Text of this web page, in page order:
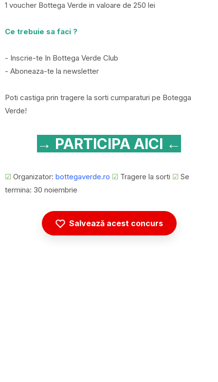
1 voucher Bottega Verde in valoare de 250 lei
Ce trebuie sa faci ?
- Inscrie-te In Bottega Verde Club
- Aboneaza-te la newsletter
Poti castiga prin tragere la sorti cumparaturi pe Botegga
Verde!
→ PARTICIPA AICI ←
☑ Organizator: bottegaverde.ro ☑ Tragere la sorti ☑ Se
termina: 30 noiembrie
Salvează acest concurs